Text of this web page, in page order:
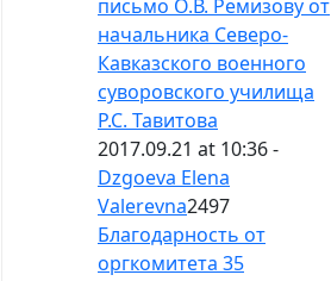
письмо О.В. Ремизову от
начальника Северо-
Кавказского военного
суворовского училища
Р.С. Тавитова
2017.09.21 at 10:36 -
Dzgoeva Elena
Valerevna2497
Благодарность от
оргкомитета 35